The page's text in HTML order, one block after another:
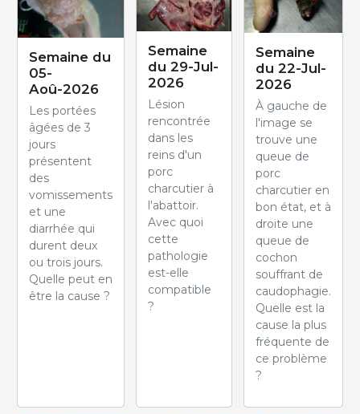
Semaine du
05-
Aoû-2026
Les portées
âgées de 3
jours
présentent
des
vomissements
et une
diarrhée qui
durent deux
ou trois jours.
Quelle peut en
être la cause ?
Semaine
du 29-Jul-
2026
Lésion
rencontrée
dans les
reins d'un
porc
charcutier à
l'abattoir.
Avec quoi
cette
pathologie
est-elle
compatible
?
Semaine
du 22-Jul-
2026
À gauche de
l'image se
trouve une
queue de
porc
charcutier en
bon état, et à
droite une
queue de
cochon
souffrant de
caudophagie.
Quelle est la
cause la plus
fréquente de
ce problème
?